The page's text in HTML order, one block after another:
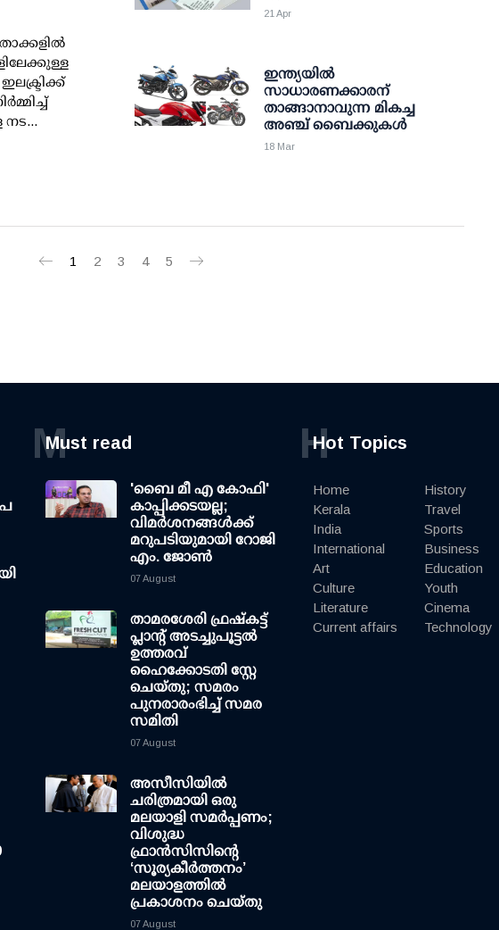
21 Apr
ഇന്ത്യയില്‍
സാധാരണക്കാരന്
താങ്ങാനാവുന്ന മികച്ച
അഞ്ച് ബൈക്കുകള്‍
18 Mar
1 2 3 4 5
Must read
M
'ബൈ മീ എ കോഫി'
കാപ്പിക്കടയല്ല;
വിമര്‍ശനങ്ങള്‍ക്ക്
മറുപടിയുമായി റോജി
എം. ജോണ്‍
07 August
താമരശേരി ഫ്രഷ്കട്ട്
പ്ലാന്റ് അടച്ചുപൂട്ടൽ
ഉത്തരവ്
ഹൈക്കോടതി സ്റ്റേ
ചെയ്തു; സമരം
പുനരാരംഭിച്ച് സമര
സമിതി
07 August
അസീസിയിൽ
ചരിത്രമായി ഒരു
മലയാളി സമർപ്പണം;
വിശുദ്ധ
ഫ്രാൻസിസിന്റെ
‘സൂര്യകീർത്തനം’
മലയാളത്തിൽ
പ്രകാശനം ചെയ്തു
07 August
Hot Topics
H
Home
Kerala
India
International
Art
Culture
Literature
Current affairs
History
Travel
Sports
Business
Education
Youth
Cinema
Technology